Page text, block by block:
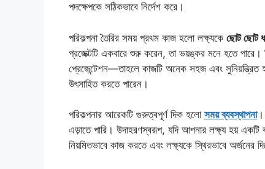
পদক্ষেপকে সঠিকভাবে নির্দেশ করে।
পরিকল্পনা তৈরির সময় প্রথম কাজ হলো লক্ষ্যকে ছোট ছোট
প্রজেক্টটি একবারে শুরু করেন, তা ভয়ঙ্কর মনে হতে
প্রেজেন্টেশন—তাহলে কাজটি অনেক সহজ এবং
উৎসাহিত করতে পারেন।
পরিকল্পনার আরেকটি গুরুত্বপূর্ণ দিক হলো সময় ব্যবস্থাপনা।
এড়াতে পারি। উদাহরণস্বরূপ, যদি আপনার লক্ষ্য হয় একটি
নিয়মিতভাবে কাজ করতে এবং লক্ষ্যকে স্থিরভাবে অর্জনের